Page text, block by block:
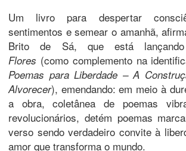
Um livro para despertar
sentimentos e semear o amanhã,
Brito de Sá, que está
Flores (como complemento na
Poemas para Liberdade – A
Alvorecer), emendando: em meio à
a obra, coletânea de poemas
revolucionários, detém poemas
verso sendo verdadeiro convite à
amor que transforma o mundo.